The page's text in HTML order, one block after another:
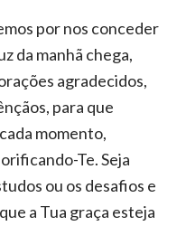
por nos conceder
da manhã chega,
agradecidos,
para que
momento,
Te. Seja
ou os desafios e
a Tua graça esteja